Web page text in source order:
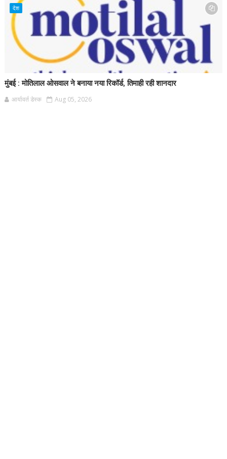
देश
मुंबई : मोतिलाल ओसवाल ने बनाया नया रिकॉर्ड, तिमाही रही शानदार
आर्यावर्त डेस्क Aug 05, 2026